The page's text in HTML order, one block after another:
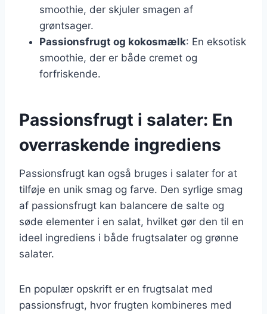
smoothie, der skjuler smagen af
grøntsager.
Passionsfrugt og kokosmælk: En eksotisk
smoothie, der er både cremet og
forfriskende.
Passionsfrugt i salater: En
overraskende ingrediens
Passionsfrugt kan også bruges i salater for at
tilføje en unik smag og farve. Den syrlige smag
af passionsfrugt kan balancere de salte og
søde elementer i en salat, hvilket gør den til en
ideel ingrediens i både frugtsalater og grønne
salater.
En populær opskrift er en frugtsalat med
passionsfrugt, hvor frugten kombineres med